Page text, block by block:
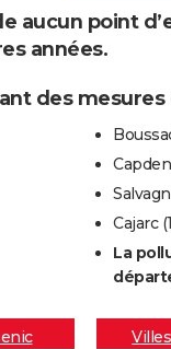
aucun point
années.
des
Cajarc
La